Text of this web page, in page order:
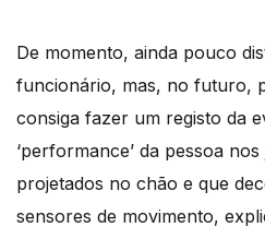
De momento, ainda pouco
funcionário, mas, no futuro,
consiga fazer um registo da
‘performance’ da pessoa
projetados no chão e que
sensores de movimento,